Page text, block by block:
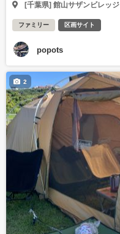
[千葉県] 館山サザンビレッジ
ファミリー 区画サイト
popots
2